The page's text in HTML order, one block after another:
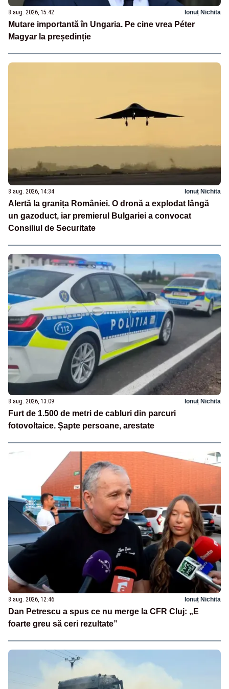
8 aug. 2026, 15:42 Ionuț Nichita
Mutare importantă în Ungaria. Pe cine vrea Péter
Magyar la președinție
8 aug. 2026, 14:34 Ionuț Nichita
Alertă la granița României. O dronă a explodat lângă
un gazoduct, iar premierul Bulgariei a convocat
Consiliul de Securitate
8 aug. 2026, 13:09 Ionuț Nichita
Furt de 1.500 de metri de cabluri din parcuri
fotovoltaice. Șapte persoane, arestate
8 aug. 2026, 12:46 Ionuț Nichita
Dan Petrescu a spus ce nu merge la CFR Cluj: „E
foarte greu să ceri rezultate”